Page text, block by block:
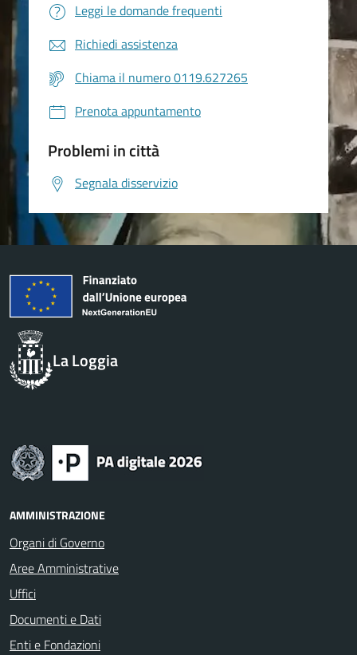
Leggi le domande frequenti
Richiedi assistenza
Chiama il numero 0119.627265
Prenota appuntamento
Problemi in città
Segnala disservizio
La Loggia
AMMINISTRAZIONE
Organi di Governo
Aree Amministrative
Uffici
Documenti e Dati
Enti e Fondazioni